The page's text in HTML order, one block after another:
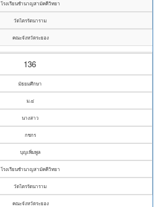
โรงเรียนชำนาญสามัคคีวิทยา
วัดไตรรัตนาราม
คณะจังหวัดระยอง
136
มัธยมศึกษา
ม.๔
นางสาว
กชกร
บุญเพิ่มพูล
โรงเรียนชำนาญสามัคคีวิทยา
วัดไตรรัตนาราม
คณะจังหวัดระยอง